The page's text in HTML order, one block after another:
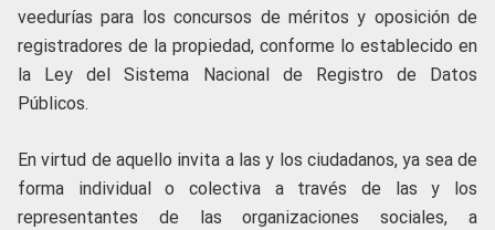
veedurías para los concursos de méritos y oposición de
registradores de la propiedad, conforme lo establecido en
la Ley del Sistema Nacional de Registro de Datos
Públicos.
En virtud de aquello invita a las y los ciudadanos, ya sea de
forma individual o colectiva a través de las y los
representantes de las organizaciones sociales, a